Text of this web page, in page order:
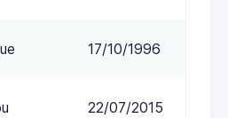
17/10/1996
22/07/2015